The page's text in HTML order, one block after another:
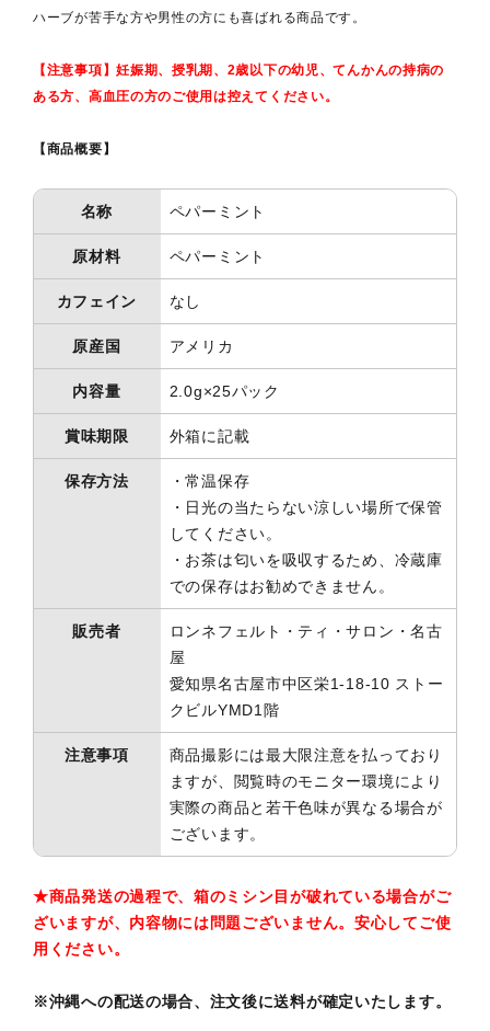
ハーブが苦手な方や男性の方にも喜ばれる商品です。
【注意事項】妊娠期、授乳期、2歳以下の幼児、てんかんの持病の
ある方、高血圧の方のご使用は控えてください。
【商品概要】
名称 ペパーミント
原材料 ペパーミント
カフェイン なし
原産国 アメリカ
内容量 2.0g×25パック
賞味期限 外箱に記載
保存方法
・常温保存
・日光の当たらない涼しい場所で保管
してください。
・お茶は匂いを吸収するため、冷蔵庫
での保存はお勧めできません。
販売者
ロンネフェルト・ティ・サロン・名古
屋
愛知県名古屋市中区栄1-18-10 ストー
クビルYMD1階
注意事項
商品撮影には最大限注意を払っており
ますが、閲覧時のモニター環境により
実際の商品と若干色味が異なる場合が
ございます。
★商品発送の過程で、箱のミシン目が破れている場合がご
ざいますが、内容物には問題ございません。安心してご使
用ください。
※沖縄への配送の場合、注文後に送料が確定いたします。